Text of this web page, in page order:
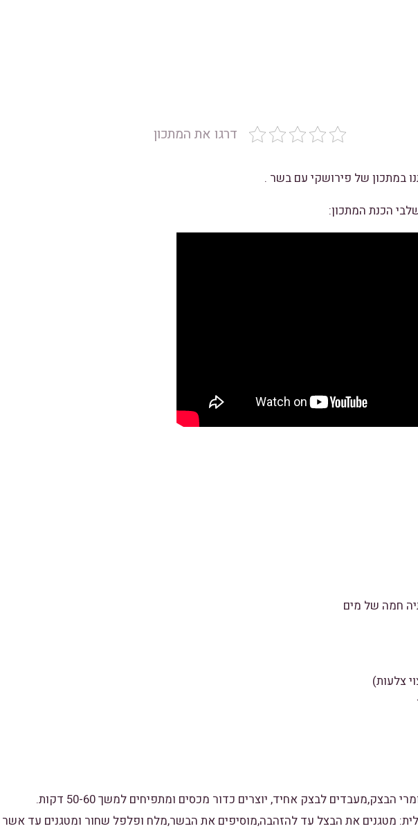
דרגו את המתכון
במתכון של פירושקי עם בשר .
הכנת המתכון:
מטגנים את הבצל עד להזהבה,מוסיפים את הבשר,מלח ופלפל שחור ומטגנים עד